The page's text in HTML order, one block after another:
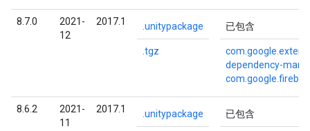
8.7.0
2021-
12
2017.1 .unitypackage
.tgz
已包含
dependency-
8.6.2
2021-
11
2017.1 .unitypackage 已包含